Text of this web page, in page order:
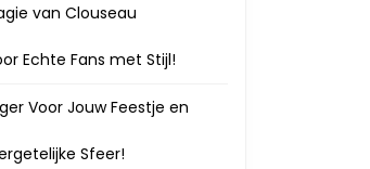
van Clouseau
Echte Fans met Stijl!
Voor Jouw Feestje en
Sfeer!